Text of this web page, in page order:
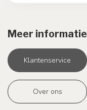
Meer informatie
Klantenservice
Over ons